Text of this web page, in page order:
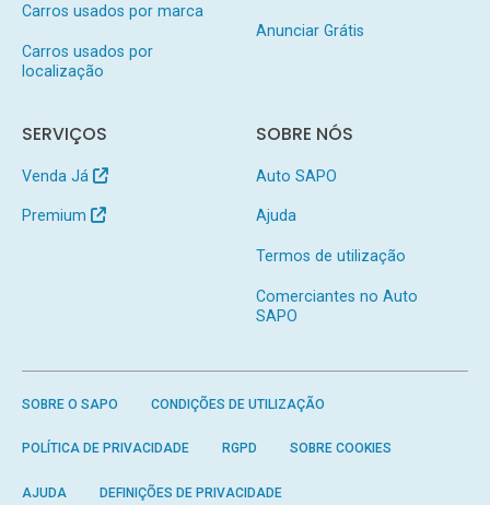
Carros usados por marca
Carros usados por
localização
Anunciar Grátis
SERVIÇOS
Venda Já
Premium
SOBRE NÓS
Auto SAPO
Ajuda
Termos de utilização
Comerciantes no Auto
SAPO
SOBRE O SAPO CONDIÇÕES DE UTILIZAÇÃO
POLÍTICA DE PRIVACIDADE RGPD SOBRE COOKIES
AJUDA DEFINIÇÕES DE PRIVACIDADE